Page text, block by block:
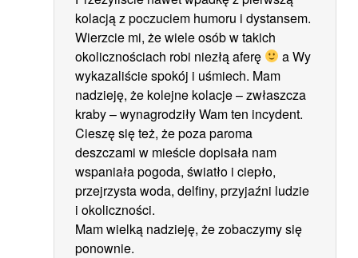
kolacją z poczuciem humoru i dystansem.
Wierzcie mi, że wiele osób w takich
okolicznościach robi niezłą aferę
a Wy
wykazaliście spokój i uśmiech. Mam
nadzieję, że kolejne kolacje – zwłaszcza
kraby – wynagrodziły Wam ten incydent.
Cieszę się też, że poza paroma
deszczami w mieście dopisała nam
wspaniała pogoda, światło i ciepło,
przejrzysta woda, delfiny, przyjaźni ludzie
i okoliczności.
Mam wielką nadzieję, że zobaczymy się
ponownie.